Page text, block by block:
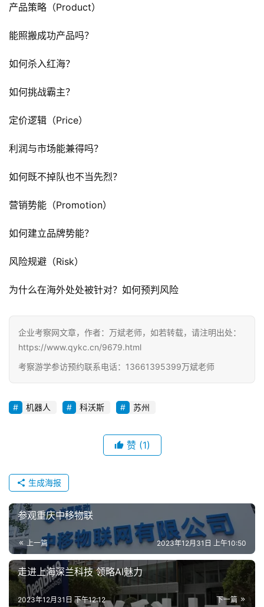
产品策略（Product）
能照搬成功产品吗？
如何杀入红海？
如何挑战霸主？
定价逻辑（Price）
利润与市场能兼得吗？
如何既不掉队也不当先烈？
营销势能（Promotion）
如何建立品牌势能？
风险规避（Risk）
为什么在海外处处被针对？如何预判风险
企业考察网文章，作者：万斌老师，如若转载，请注明出处：
https://www.qykc.cn/9679.html
考察游学参访预约联系电话：13661395399万斌老师
机器人 科沃斯 苏州
赞 (1)
生成海报
参观重庆中移物联
上一篇 2023年12月31日 上午10:50
走进上海深兰科技 领略AI魅力
下一篇
2023年12月31日 下午12:12